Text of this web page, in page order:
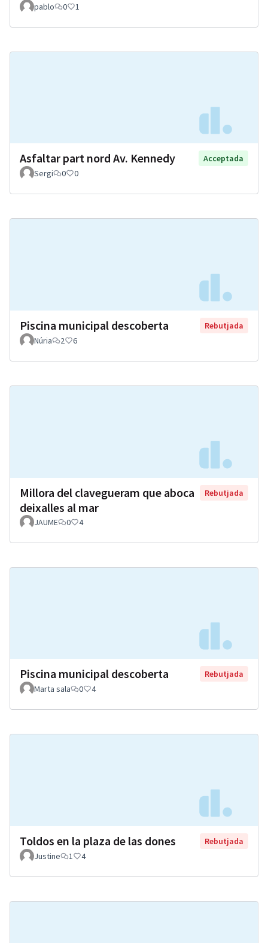
pablo 0 1
Asfaltar part nord Av. Kennedy
Acceptada
Sergi
0 0
Piscina municipal descoberta
Rebutjada
Núria
2 6
Millora del clavegueram que aboca
deixalles al mar
Rebutjada
JAUME 0 4
Piscina municipal descoberta
Rebutjada
Marta sala
0 4
Toldos en la plaza de las dones
Rebutjada
Justine
1 4